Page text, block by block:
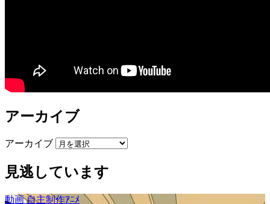
アーカイブ
アーカイブ
見逃しています
動画自主制作ｱﾆﾒ